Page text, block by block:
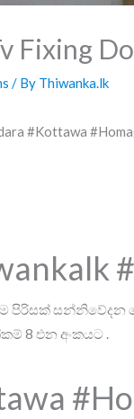
Fixing
/ By Thiwanka.lk
#Kottawa
සන්නිවේදන
8 එන අංකයට .